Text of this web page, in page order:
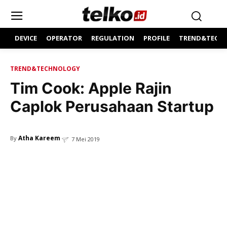
DEVICE OPERATOR REGULATION PROFILE
TREND&TECHNOLOGY
Tim Cook: Apple Rajin
Caplok Perusahaan Startup
By Atha Kareem 7 Mei 2019